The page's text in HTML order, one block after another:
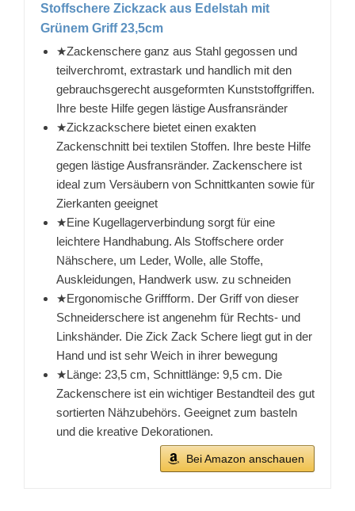
Stoffschere Zickzack aus Edelstah mit
Grünem Griff 23,5cm
★Zackenschere ganz aus Stahl gegossen und
teilverchromt, extrastark und handlich mit den
gebrauchsgerecht ausgeformten Kunststoffgriffen.
Ihre beste Hilfe gegen lästige Ausfransränder
★Zickzackschere bietet einen exakten
Zackenschnitt bei textilen Stoffen. Ihre beste Hilfe
gegen lästige Ausfransränder. Zackenschere ist
ideal zum Versäubern von Schnittkanten sowie für
Zierkanten geeignet
★Eine Kugellagerverbindung sorgt für eine
leichtere Handhabung. Als Stoffschere order
Nähschere, um Leder, Wolle, alle Stoffe,
Auskleidungen, Handwerk usw. zu schneiden
★Ergonomische Griffform. Der Griff von dieser
Schneiderschere ist angenehm für Rechts- und
Linkshänder. Die Zick Zack Schere liegt gut in der
Hand und ist sehr Weich in ihrer bewegung
★Länge: 23,5 cm, Schnittlänge: 9,5 cm. Die
Zackenschere ist ein wichtiger Bestandteil des gut
sortierten Nähzubehörs. Geeignet zum basteln
und die kreative Dekorationen.
Bei Amazon anschauen